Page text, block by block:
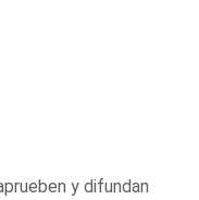
y difundan